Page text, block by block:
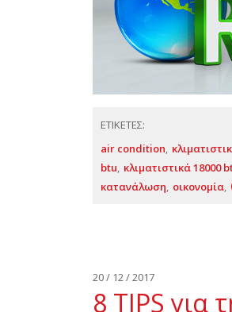
ΕΤΙΚΕΤΕΣ:
air condition
btu κλιματιστικά 18000
κατανάλωση οικονομία
20 / 12 / 2017
8 TIPS για